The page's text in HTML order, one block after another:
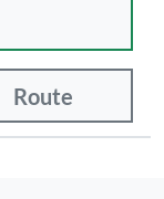
Route